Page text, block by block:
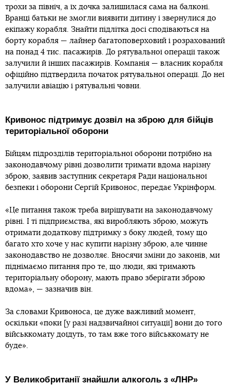
трохи за північ, а їх дочка залишилася сама на балконі.
Вранці батьки не змогли виявити дитину і звернулися до
екіпажу корабля. Знайти підлітка досі сподіваються на
борту корабля — лайнер багатоповерховий і розрахований
на понад 4 тис. пасажирів. До рятувальної операції також
залучили й інших пасажирів. Компанія — власник корабля
офіційно підтвердила початок рятувальної операції. До неї
залучили авіацію і рятувальні човни.
Кривонос підтримує дозвіл на зброю для бійців
територіальної оборони
Бійцям підрозділів територіальної оборони потрібно на
законодавчому рівні дозволити тримати вдома нарізну
зброю, заявив заступник секретаря Ради національної
безпеки і оборони Сергій Кривонос, передає Укрінформ.
«Це питання також треба вирішувати на законодавчому
рівні. І ті підприємства, які виробляють зброю, можуть
отримати додаткову підтримку з боку людей, тому що
багато хто хоче у нас купити нарізну зброю, але чинне
законодавство не дозволяє. Вносячи зміни до законів, ми
піднімаємо питання про те, що люди, які тримають
територіальну оборону, мають право зберігати зброю
вдома», — зазначив він.
За словами Кривоноса, це дуже важливий момент,
оскільки «поки [у разі надзвичайної ситуації] вони до того
військкомату доїдуть, то там вже того військкомату не
буде».
У Великобританії знайшли алкоголь з «ЛНР»